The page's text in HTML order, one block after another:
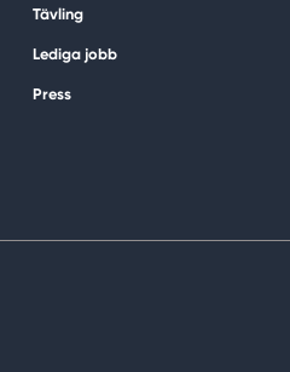
Tävling
Lediga jobb
Press